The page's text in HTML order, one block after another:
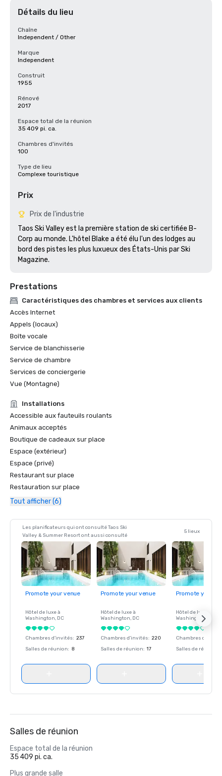
Détails du lieu
Chaîne
Independent / Other
Marque
Independent
Construit
1955
Rénové
2017
Espace total de la réunion
35 409 pi. ca.
Chambres d'invités
100
Type de lieu
Complexe touristique
Prix
Prix de l'industrie
Taos Ski Valley est la première station de ski certifiée B-
Corp au monde. L'hôtel Blake a été élu l'un des lodges au
bord des pistes les plus luxueux des États-Unis par Ski
Magazine.
Prestations
Caractéristiques des chambres et services aux clients
Accès Internet
Appels (locaux)
Boîte vocale
Service de blanchisserie
Service de chambre
Services de conciergerie
Vue (Montagne)
Installations
Accessible aux fauteuils roulants
Animaux acceptés
Boutique de cadeaux sur place
Espace (extérieur)
Espace (privé)
Restaurant sur place
Restauration sur place
Tout afficher (6)
Les planificateurs qui ont consulté Taos Ski
Valley & Summer Resort ont aussi consulté
5 lieux
Promote your venue
Hôtel de luxe à
Washington, DC
Chambres d'invités: 237
Salles de réunion: 8
Promote your venue
Hôtel de luxe à
Washington, DC
Chambres d'invités: 220
Salles de réunion: 17
Promote your
Hôtel de luxe à
Washington
Chambres
Salles de réunion
Salles de réunion
Espace total de la réunion
35 409 pi. ca.
Plus grande salle